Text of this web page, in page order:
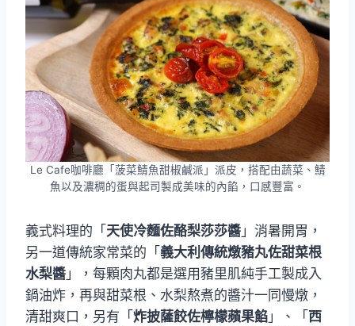
Le Cafe咖啡廳「菠菜鯖魚甜椒鹹派」派皮，搭配由蔬菜、鯖
魚以及濃稠的蛋與起司製成美味的內餡，口感豐富。
義式料理的「 天使冷麵佐酪梨莎莎醬 」消暑開胃，
另一道傳統家常菜的「 義大利傳統燉豬丸佐甜菜根
水梨醬 」，每顆肉丸都是選用豬里肌純手工製成入
鍋油炸，再與甜菜根、水梨熬煮的醬汁一同慢燉，
清甜爽口，另有「 炸披薩餃佐檸檬蘋果餡 」、「 西